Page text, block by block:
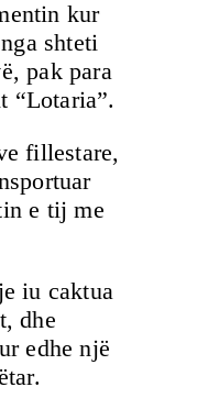
kur
shteti
pak para
“Lotaria”.
fillestare,
e tij me
iu caktua
dhe
edhe një